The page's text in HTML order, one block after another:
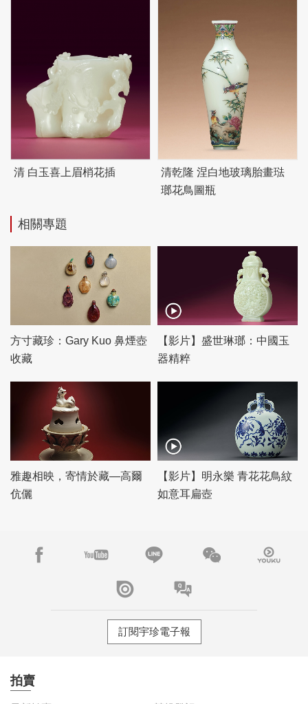
清 白玉喜上眉梢花插
清乾隆 涅白地玻璃胎畫琺
瑯花鳥圖瓶
相關專題
方寸藏珍：Gary Kuo 鼻煙壺
收藏
【影片】盛世琳瑯：中國玉
器精粹
雅趣相映，寄情於藏—高爾
伉儷
【影片】明永樂 青花花鳥紋
如意耳扁壺
訂閱宇珍電子報
拍賣